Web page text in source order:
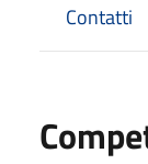
Contatti